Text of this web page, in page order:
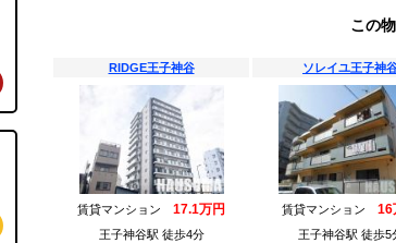
この
RIDGE王子神谷
賃貸マンション 17.1万円
王子神谷駅 徒歩4分
ソレイユ王子神
賃貸マンション 16
王子神谷駅 徒歩5